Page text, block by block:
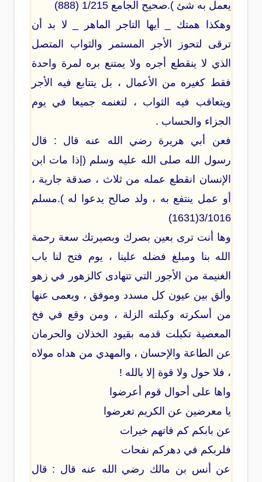
يعمل به شئ ).صحيح الجامع 1/215 (888)
وهكذا همتك _ أيها التاجر الماهر _ لا بد أن
ترقى لتحوز الأجر المستمر والثواب المتصل
الذي لا ينقطع أجره ولا يمتنع بره لمرة واحدة
فقط كغيره من الأعمال ، بل يتتابع فيه الأجر
ويتعاقب فيه الثواب ، لتغنمه جميعا في يوم
الجزاء والحساب .
فعن أبي هريرة رضي الله عنه قال : قال
رسول الله صلى الله عليه وسلم (إذا مات ابن
الإنسان انقطع عمله من ثلاث ، صدقة جارية ،
أو عمل ينتفع به ، ولد صالح يدعوا له ).مسلم
3/1016(1631)
وها أنت ترى بعين بصرك وبصيرتك سعة رحمة
الله بنا ومبلغ فضله علينا ، يوم فتح لنا باب
الغنيمة من الأجور التي تتهادى كالزهور في زهو
وألق بين عيون كل مسدد وموفق ، ويعمى عنها
من أسكرته وكبلته الزلة ، ومن وقع في فخ
المعصية تكبلت قدمه بقيود الخذلان والحرمان
عن الطاعة والإحسان ، والمهدي من هداه مولاه
، فلا حول ولا قوة إلا بالله !
واها على أحوال قوم أعرضوا
يا معرضين عن الكريم تعرضوا
عن بابكم كم فاتهم خيرات
فلربكم في دهركم نفحات
عن أنس بن مالك رضي الله عنه قال : قال